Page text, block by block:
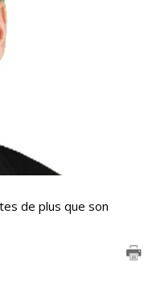
de plus que son